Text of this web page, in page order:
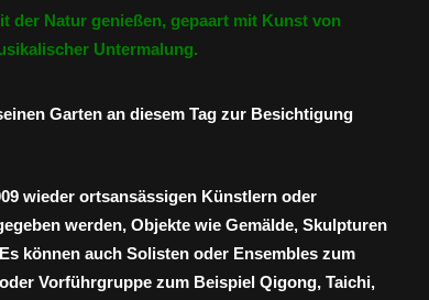
der Natur genießen, gepaart mit Kunst von
Untermalung.
Garten an diesem Tag zur Besichtigung
wieder ortsansässigen Künstlern oder
werden, Objekte wie Gemälde, Skulpturen
können auch Solisten oder Ensembles zum
Vorführgruppe zum Beispiel Qigong, Taichi,